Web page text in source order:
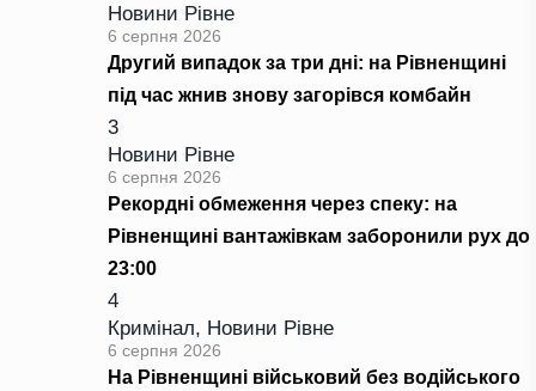
Новини Рівне
6 серпня 2026
Другий випадок за три дні: на Рівненщині
під час жнив знову загорівся комбайн
3
Новини Рівне
6 серпня 2026
Рекордні обмеження через спеку: на
Рівненщині вантажівкам заборонили рух до
23:00
4
Кримінал, Новини Рівне
6 серпня 2026
На Рівненщині військовий без водійського